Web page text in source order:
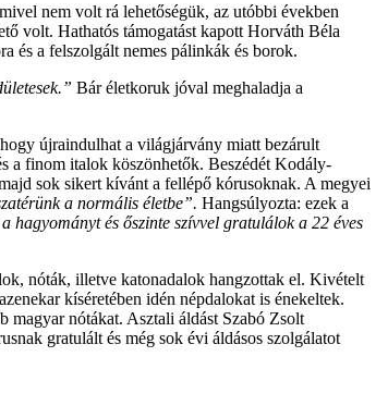
nem volt rá lehetőségük, az utóbbi években
volt. Hathatós támogatást kapott Horváth Béla
és a felszolgált nemes pálinkák és borok.
Bár életkoruk jóval meghaladja a
újraindulhat a világjárvány miatt bezárult
a finom italok köszönhetők. Beszédét Kodály-
sok sikert kívánt a fellépő kórusoknak. A megyei
a normális életbe”. Hangsúlyozta: ezek a
a hagyományt és őszinte szívvel gratulálok a 22 éves
nóták, illetve katonadalok hangzottak el. Kivételt
kíséretében idén népdalokat is énekeltek.
magyar nótákat. Asztali áldást Szabó Zsolt
gratulált és még sok évi áldásos szolgálatot